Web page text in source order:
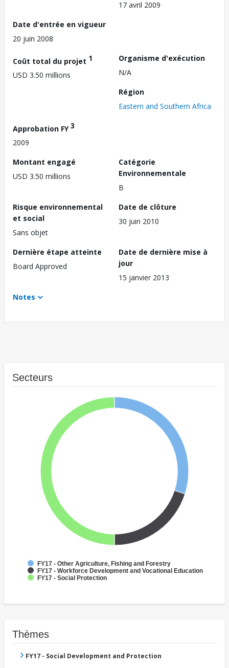
17 avril 2009
Date d'entrée en vigueur
20 juin 2008
Coût total du projet 1
USD 3.50 millions
Organisme d'exécution
N/A
Région
Eastern and Southern Africa
Approbation FY3
2009
Montant engagé
USD 3.50 millions
Catégorie
Environnementale
B
Risque environnemental
et social
Sans objet
Date de clôture
30 juin 2010
Dernière étape atteinte
Board Approved
Date de dernière mise à
jour
15 janvier 2013
Notes
Secteurs
FY17 - Other Agriculture, Fishing and Forestry
FY17 - Workforce Development and Vocational Education
FY17 - Social Protection
Thèmes
FY17 - Social Development and Protection